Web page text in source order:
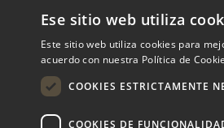
Ese sitio web utiliza
Este sitio web utiliza cookies para
acuerdo con nuestra Política de
COOKIES ESTRICTAMENTE
COOKIES DE